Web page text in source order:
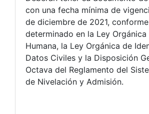
con una fecha mínima de
de diciembre de 2021,
determinado en la Ley
Humana, la Ley Orgánica de
Datos Civiles y la Disposición
Octava del Reglamento del
de Nivelación y Admisión.